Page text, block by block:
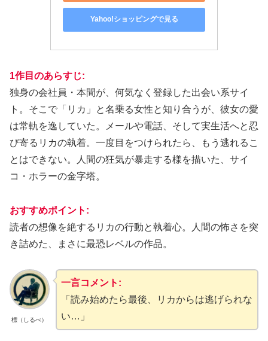
Yahoo!ショッピングで見る
1作目のあらすじ:
独身の会社員・本間が、何気なく登録した出会い系サイ
ト。そこで「リカ」と名乗る女性と知り合うが、彼女の愛
は常軌を逸していた。メールや電話、そして実生活へと忍
び寄るリカの執着。一度目をつけられたら、もう逃れるこ
とはできない。人間の狂気が暴走する様を描いた、サイ
コ・ホラーの金字塔。
おすすめポイント:
読者の想像を絶するリカの行動と執着心。人間の怖さを突
き詰めた、まさに最恐レベルの作品。
標（しるべ）
一言コメント:
「読み始めたら最後、リカからは逃げられな
い…」